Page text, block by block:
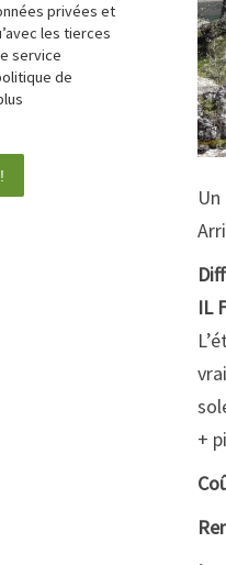
IL
+
privées et
les tierces
service
de